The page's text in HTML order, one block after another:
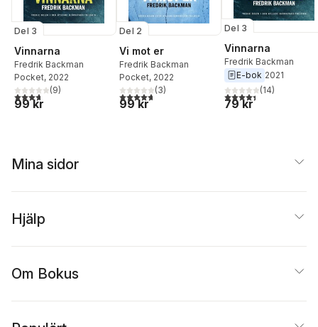
Del 3
Vinnarna
Fredrik Backman
Pocket, 2022
3,7utav 5 stjärnor. Totalt antal röster:
(9)
99 kr
Del 2
Vi mot er
Fredrik Backman
Pocket, 2022
4,7utav 5 stjärnor. Totalt antal röster:
(3)
99 kr
Del 3
Vinnarna
Fredrik Backman
E-bok 2021
4,4utav 5 stjärnor.
(14)
79 kr
Mina sidor
Hjälp
Om Bokus